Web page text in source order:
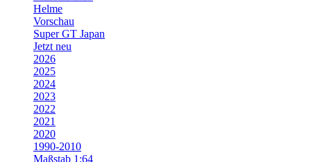
Helme
Vorschau
Super GT Japan
Jetzt neu
2026
2025
2024
2023
2022
2021
2020
1990-2010
Maßstab 1:64